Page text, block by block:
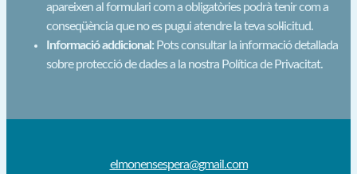
apareixen al formulari com a obligatòries podrà tenir com a
conseqüència que no es pugui atendre la teva sol·licitud.
Informació addicional: Pots consultar la informació detallada
sobre protecció de dades a la nostra Política de Privacitat.
elmonensespera@gmail.com